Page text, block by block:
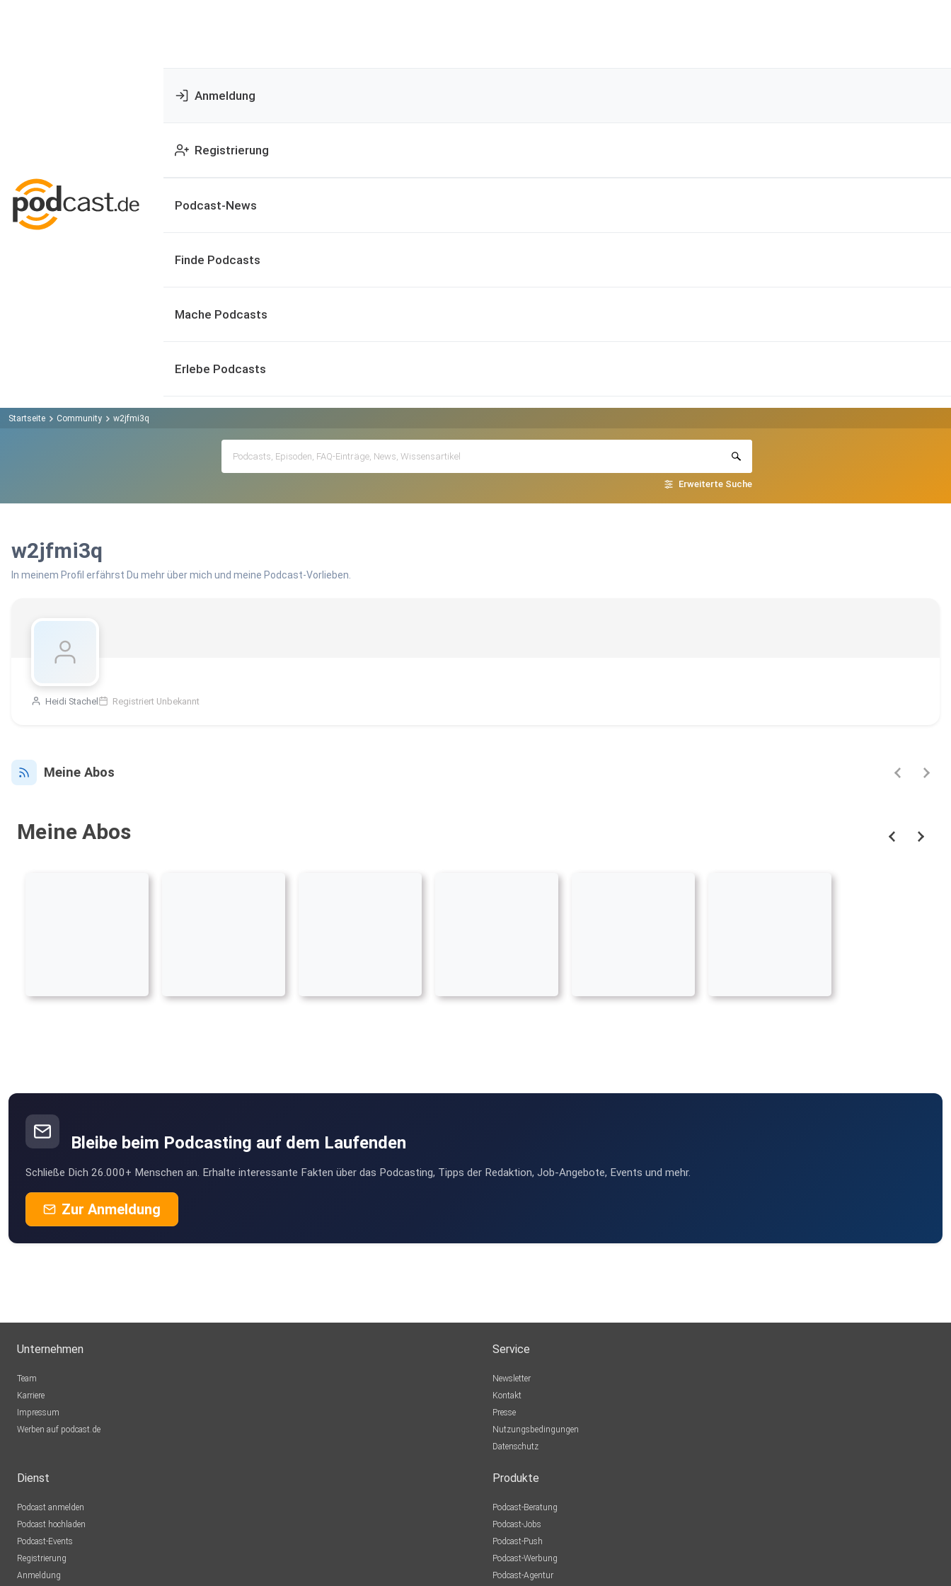
Anmeldung
Registrierung
Podcast-News
Finde Podcasts
Mache Podcasts
Erlebe Podcasts
Startseite Community w2jfmi3q
Erweiterte Suche
w2jfmi3q
In meinem Profil erfährst Du mehr über mich und meine Podcast-Vorlieben.
Heidi Stachel Registriert Unbekannt
Meine Abos
Meine Abos
Bleibe beim Podcasting auf dem Laufenden
Schließe Dich 26.000+ Menschen an. Erhalte interessante Fakten über das Podcasting, Tipps der Redaktion, Job-Angebote, Events und mehr.
Zur Anmeldung
Unternehmen
Team
Karriere
Impressum
Werben auf podcast.de
Service
Newsletter
Kontakt
Presse
Nutzungsbedingungen
Datenschutz
Dienst
Podcast anmelden
Podcast hochladen
Podcast-Events
Registrierung
Anmeldung
Produkte
Podcast-Beratung
Podcast-Jobs
Podcast-Push
Podcast-Werbung
Podcast-Agentur